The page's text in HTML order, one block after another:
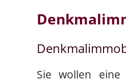
Sie wollen eine